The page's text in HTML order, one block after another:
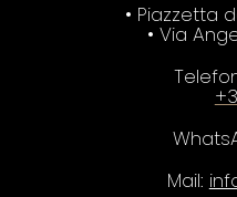
• Piazzetta
• Via
Mail: